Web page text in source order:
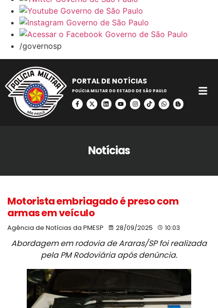
/governosp
PORTAL DE NOTÍCIAS
POLÍCIA MILITAR DO ESTADO DE SÃO PAULO
Notícias
Motorista embriagado é preso com
armas em veículo
Agência de Notícias da PMESP 28/09/2025 10:03
Abordagem em rodovia de Araras/SP foi realizada
pela PM Rodoviária após denúncia.